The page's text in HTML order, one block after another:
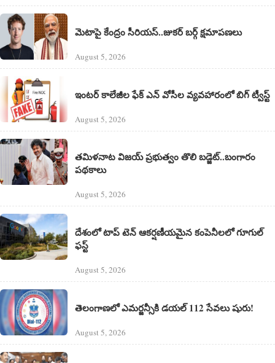
మెటాపై కేంద్రం సీరియస్..జుకర్ బర్గ్ క్షమాపణలు
August 5, 2026
ఇంటర్ కాలేజీల ఫేక్ ఎన్ వోసీల వ్యవహారంలో బిగ్ ట్వీస్ట్
August 5, 2026
తమిళనాట విజయ్ ప్రభుత్వం తొలి బడ్జెట్‌..బంగారం
పథకాలు
August 5, 2026
దేశంలో టాప్ టెన్ ఆకర్షణీయమైన కంపెనీలలో గూగుల్‌
ఫస్ట్‌
August 5, 2026
తెలంగాణలో ఎమర్జన్సీకి డయల్ 112 సేవలు షురు!
August 5, 2026